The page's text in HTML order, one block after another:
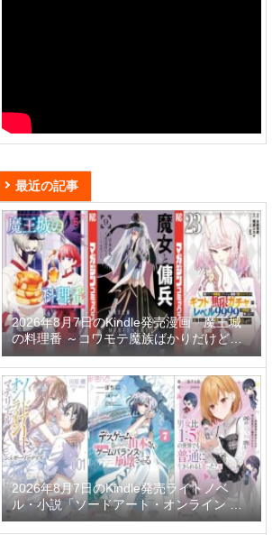
最近の記事
2026年8月7日のKindle発売漫画「魔王城
の料理番 ～コワモテ魔族ばかりだけど、
ホワイトな職場です～ 6巻」「魔女と傭兵
9巻」「信じていた仲間達にダンジョン奥
地で殺されかけたがギフト『無限ガチャ』
でレベル9999の仲間達を手に入れて元パ
ーティーメンバーと世界に復讐＆『ざま
ぁ！』します！ 23巻」など
2026年8月7日のKindle発売ライトノベ
ル・小説「ソードアート・オンライン マ
テリアル1 シュガーリィ・デイズ」「デス